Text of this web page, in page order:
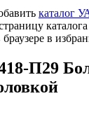
каталог
браузере в
П29